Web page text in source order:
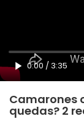
0:00 /3:35
Camarones
quedas? 2